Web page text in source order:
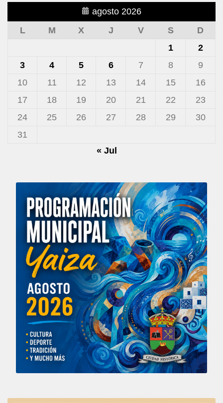
agosto 2026
L
M X J V S
D
1
2
3
4 5 6 7 8
9
10
11 12 13 14 15
16
17
18 19 20 21 22
23
24
25 26 27 28 29
30
31
« Jul